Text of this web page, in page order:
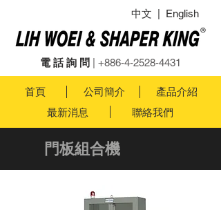
中文 English
電 話 詢 問 +886-4-2528-4431
首頁 產品介紹
公司簡介
最新消息
聯絡我們
門板組合機